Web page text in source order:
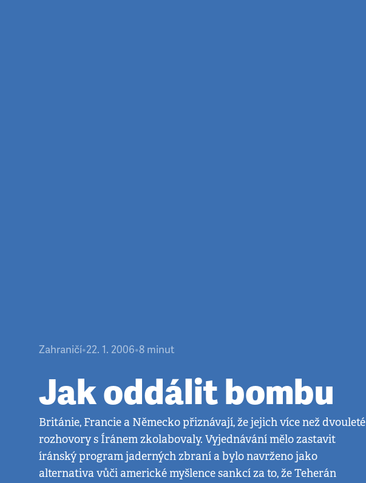
Zahraničí•22. 1. 2006•8 minut
Jak oddálit bombu
Británie, Francie a Německo přiznávají, že jejich více než dvouleté
rozhovory s Íránem zkolabovaly. Vyjednávání mělo zastavit
íránský program jaderných zbraní a bylo navrženo jako
alternativa vůči americké myšlence sankcí za to, že Teherán